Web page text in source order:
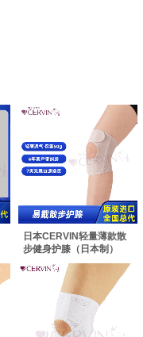
日本CERVIN轻量薄款散
步健身护膝（日本制）